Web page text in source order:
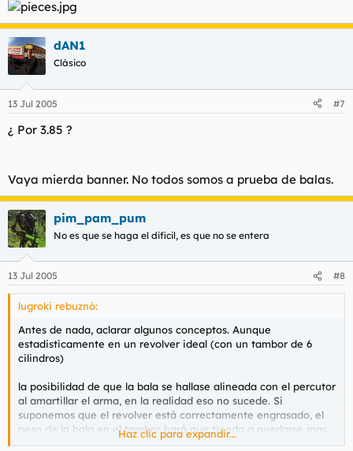
dAN1
Clásico
13 Jul 2005 #7
¿ Por 3.85 ?
Vaya mierda banner. No todos somos a prueba de balas.
pim_pam_pum
No es que se haga el dificil, es que no se entera
13 Jul 2005 #8
lugroki rebuznó:
Antes de nada, aclarar algunos conceptos. Aunque
estadisticamente en un revolver ideal (con un tambor de 6
cilindros)
la posibilidad de que la bala se hallase alineada con el percutor
al amartillar el arma, en la realidad eso no sucede. Si
suponemos que el revolver está correctamente engrasado, el
peso de la bala en el tambor hará que tienda a quedarse mas
frecuentemente en alguna de las posiciones inferiores.
Haz clic para expandir...